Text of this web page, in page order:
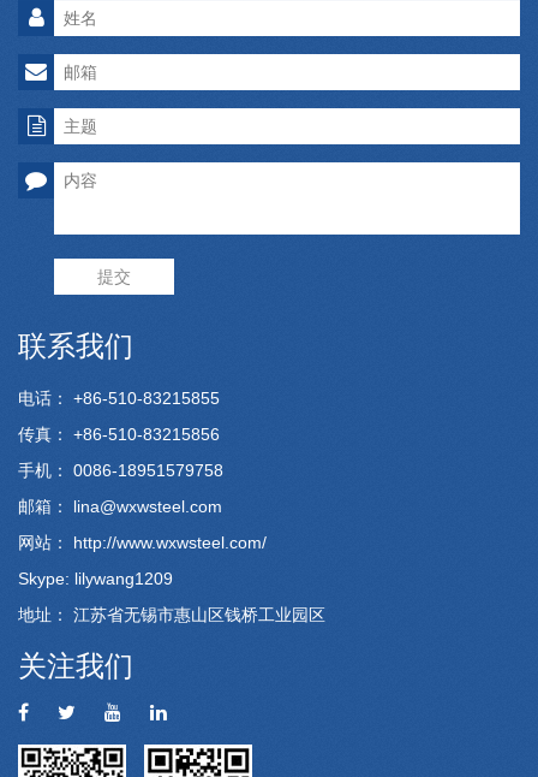
提交
联系我们
电话： +86-510-83215855
传真： +86-510-83215856
手机： 0086-18951579758
邮箱： lina@wxwsteel.com
网站： http://www.wxwsteel.com/
Skype: lilywang1209
地址： 江苏省无锡市惠山区钱桥工业园区
关注我们